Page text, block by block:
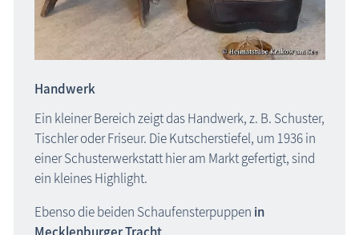
Windmühlen, Mühlen
Zoo & Tierpark
ehemalige Sehenswürdigkeiten
Traditionelles
Zeitzeugen
Begriffe erklärt
Veranstaltungen
Blog
Handwerk
Ein kleiner Bereich zeigt das Handwerk, z. B. Schuster,
Tischler oder Friseur. Die Kutscherstiefel, um 1936 in
einer Schusterwerkstatt hier am Markt gefertigt, sind
ein kleines Highlight.
Ebenso die beiden Schau­fen­ster­puppen in